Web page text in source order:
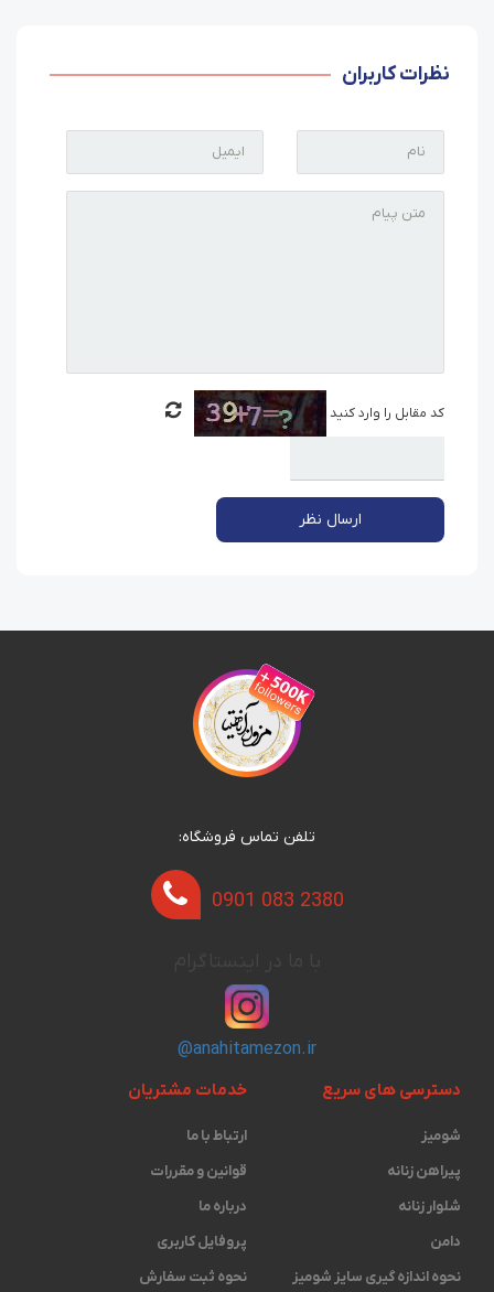
نظرات کاربران
کد مقابل را وارد کنید
ارسال نظر
تلفن تماس فروشگاه:
0901 083 2380
@anahitamezon.ir
دسترسی های سریع
شومیز
پیراهن زنانه
شلوار زنانه
دامن
نحوه اندازه گیری ‫سایز شومیز
خدمات مشتریان
ارتباط با ما
قوانین و مقررات
درباره ما
پروفایل کاربری
نحوه ثبت سفارش